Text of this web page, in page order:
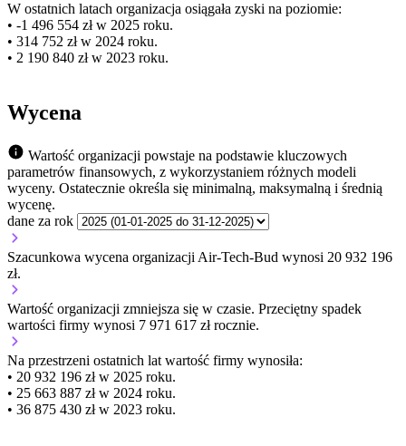
W ostatnich latach organizacja osiągała zyski na poziomie:
• -1 496 554 zł w 2025 roku.
• 314 752 zł w 2024 roku.
• 2 190 840 zł w 2023 roku.
Wycena
Wartość organizacji powstaje na podstawie kluczowych
parametrów finansowych, z wykorzystaniem różnych modeli
wyceny. Ostatecznie określa się minimalną, maksymalną i średnią
wycenę.
dane za rok
Szacunkowa wycena organizacji Air-Tech-Bud wynosi 20 932 196
zł.
Wartość organizacji zmniejsza się w czasie. Przeciętny spadek
wartości firmy wynosi 7 971 617 zł rocznie.
Na przestrzeni ostatnich lat wartość firmy wynosiła:
• 20 932 196 zł w 2025 roku.
• 25 663 887 zł w 2024 roku.
• 36 875 430 zł w 2023 roku.